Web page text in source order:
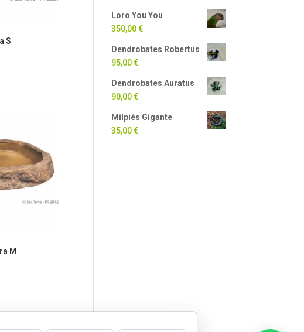
S
M
Loro You You
350,00€
Dendrobates Robertus
95,00€
Dendrobates Auratus
90,00€
Milpiés Gigante
35,00€